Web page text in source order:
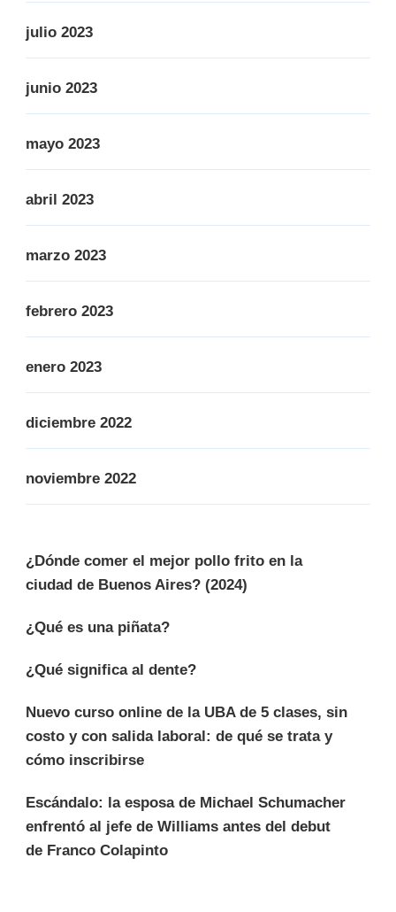
julio 2023
junio 2023
mayo 2023
abril 2023
marzo 2023
febrero 2023
enero 2023
diciembre 2022
noviembre 2022
¿Dónde comer el mejor pollo frito en la
ciudad de Buenos Aires? (2024)
¿Qué es una piñata?
¿Qué significa al dente?
Nuevo curso online de la UBA de 5 clases, sin
costo y con salida laboral: de qué se trata y
cómo inscribirse
Escándalo: la esposa de Michael Schumacher
enfrentó al jefe de Williams antes del debut
de Franco Colapinto